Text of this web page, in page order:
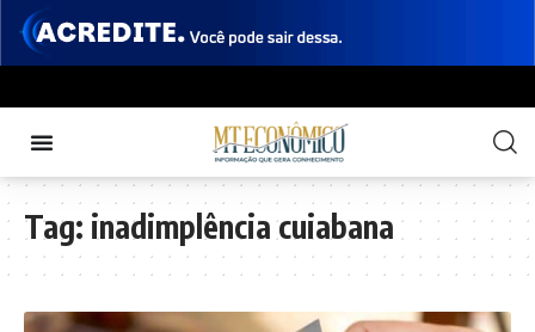
Tag: inadimplência cuiabana